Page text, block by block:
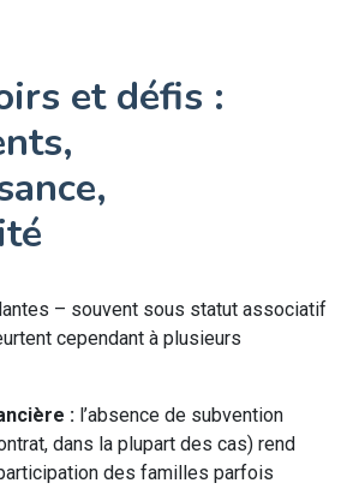
et défis :
– souvent sous statut associatif
cependant à plusieurs
: l’absence de subvention
dans la plupart des cas) rend
des familles parfois